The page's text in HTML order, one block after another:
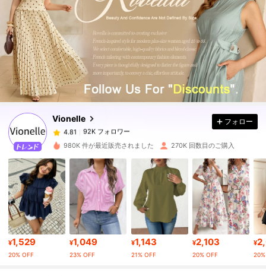
Vionelle
4.81 92K フォロワー
4.81 92K フォロワー
4.81
92K フォロワー
g***a
は1日前 に購入しました
4.81 92K フォロワー
4.81 92K フォロワー
4.81 92K フォロワー
フォロー
980K 件が最近販売されました 270K 回数目のご購入
¥1,529
20% OFF
¥1,049
23% OFF
¥1,143
21% OFF
¥2,103
20% OFF
¥